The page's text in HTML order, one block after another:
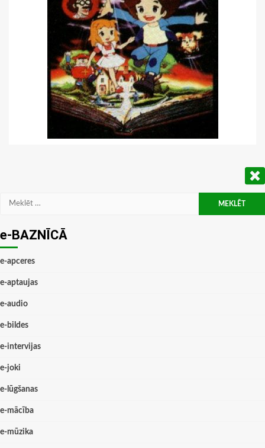
Meklēt:
e-BAZNĪCĀ
e-apceres
e-aptaujas
e-audio
e-bildes
e-intervijas
e-joki
e-lūgšanas
e-mācība
e-mūzika